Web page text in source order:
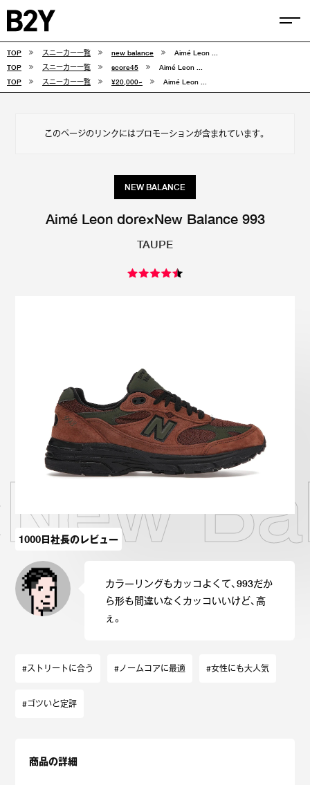
COLUMN
FEATURE
CONVERSE
SEARCH SNEAKER
TOP スニーカー一覧 new balance
Aimé Leon ...
TOP
スニーカー一覧 score45
Aimé Leon ...
TOP
スニーカー一覧 ¥20,000~ Aimé Leon ...
このページのリンクにはプロモーションが含まれています。
NEW BALANCE
Aimé Leon dore×New Balance 993
TAUPE
1000日社長のレビュー
カラーリングもカッコよくて、993だか
ら形も間違いなくカッコいいけど、高
ぇ。
#ストリートに合う #ノームコアに最適 #女性にも大人気
#ゴツいと定評
商品の詳細